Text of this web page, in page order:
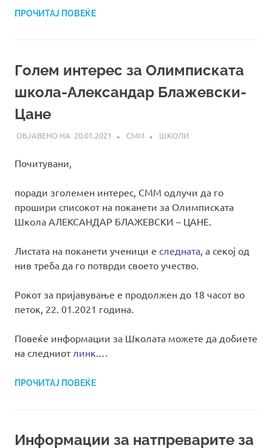
ПРОЧИТАЈ ПОВЕЌЕ
Голем интерес за Олимписката
школа-Александар Блажевски-
Цане
20.01.2021 СММ ШКОЛИ
Почитувани,
поради зголемен интерес, СММ одлучи да го
прошири списокот на поканети за Олимписката
Школа АЛЕКСАНДАР БЛАЖЕВСКИ – ЦАНЕ.
Листата на поканети ученици е следната , а секој од
нив треба да го потврди своето учество.
Рокот за пријавување е продолжен до 18 часот во
петок, 22. 01.2021 година.
Повеќе информации за Школата можете да добиете
на следниот линк
ПРОЧИТАЈ ПОВЕЌЕ
Информации за натпреварите за